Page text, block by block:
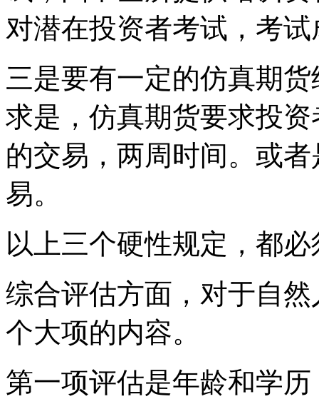
对潜在投资者考试，考
三是要有一定的仿真期
求是，仿真期货要求投
的交易，两周时间。或
易。
以上三个硬性规定，都
综合评估方面，对于自
个大项的内容。
第一项评估是年龄和学